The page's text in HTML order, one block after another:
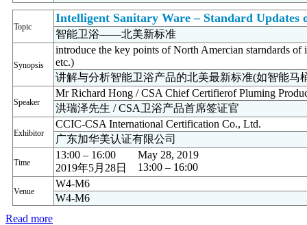
Topic
Intelligent Sanitary Ware – Standard Updates
智能卫浴——北美新标准
Synopsis
introduce the key points of North Amercian starndards
etc.)
讲解与分析智能卫浴产品的北美最新标准(如智能马
Speaker
Mr Richard Hong / CSA Chief Certifierof Pluming
洪瑞泽先生 / CSA卫浴产品首席签证官
Exhibitor
CCIC-CSA International Certification Co., Ltd.
广东加华美认证有限公司
Time
13:00 – 16:00
May 28, 2019
2019年5月28日
13:00 – 16:00
Venue
W4-M6
W4-M6
Read more